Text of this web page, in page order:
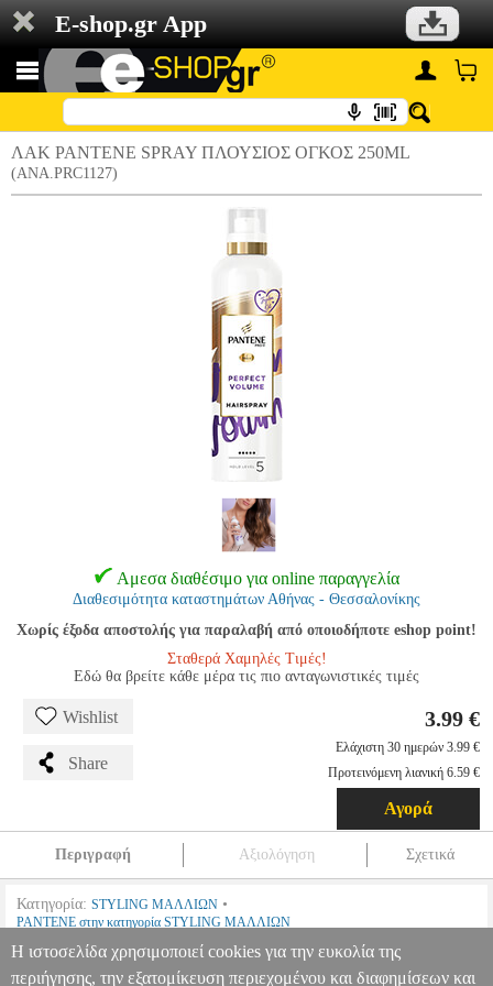
E-shop.gr App
ΛΑΚ PANTENE SPRAY ΠΛΟΥΣΙΟΣ ΟΓΚΟΣ 250ML
(ANA.PRC1127)
Αμεσα διαθέσιμο για online παραγγελία
Διαθεσιμότητα καταστημάτων Αθήνας - Θεσσαλονίκης
Χωρίς έξοδα αποστολής για παραλαβή από οποιοδήποτε eshop point!
Σταθερά Χαμηλές Τιμές!
Εδώ θα βρείτε κάθε μέρα τις πιο ανταγωνιστικές τιμές
Wishlist
Share
3.99 €
Ελάχιστη 30 ημερών 3.99 €
Προτεινόμενη λιανική 6.59 €
Αγορά
Περιγραφή Αξιολόγηση Σχετικά
Κατηγορία: STYLING ΜΑΛΛΙΩΝ •
PANTENE στην κατηγορία STYLING ΜΑΛΛΙΩΝ
•OEM:81765103
Η ιστοσελίδα χρησιμοποιεί cookies για την ευκολία της
περιήγησης, την εξατομίκευση περιεχομένου και διαφημίσεων και